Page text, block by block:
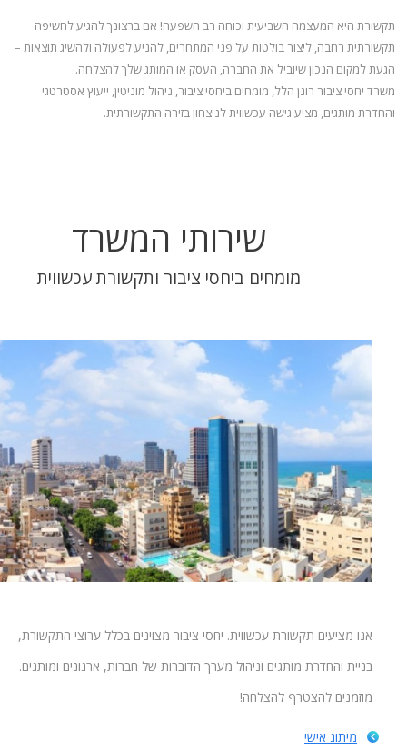
תקשורת היא המעצמה השביעית וכוחה רב השפעה! אם ברצונך להגיע לחשיפה
תקשורתית רחבה, ליצור בולטות על פני המתחרים, להניעלפעולה ולהשיג תוצאות –
הגעת למקום הנכון שיוביל את החברה, העסק או המותג שלך להצלחה.
משרד יחסי ציבור רונן הלל, מומחים ביחסי ציבור, ניהול מוניטין, ייעוץ אסטרטגי
והחדרת מותגים, מציע גישה עכשווית לניצחון בזירה התקשורתית.
שירותי המשרד
מומחים ביחסי ציבור ותקשורת עכשווית
אנו מציעים תקשורת עכשווית. יחסי ציבור מצוינים בכלל ערוצי התקשורת,
בניית והחדרת מותגים וניהול מערך הדוברות של חברות, ארגונים ומותגים.
מוזמנים להצטרף להצלחה!
מיתוג אישי